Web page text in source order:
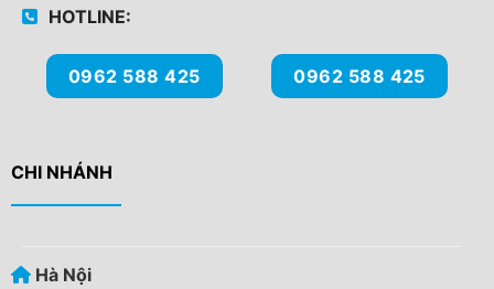
HOTLINE:
0962 588 425 0962 588 425
CHI NHÁNH
Hà Nội